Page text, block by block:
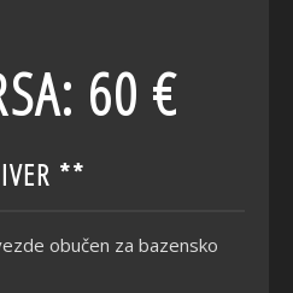
60 €
**
obučen za bazensko